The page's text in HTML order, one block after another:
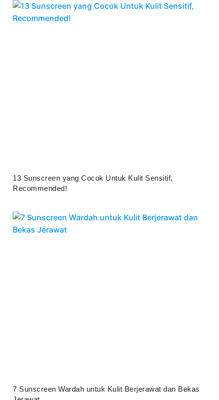
13 Sunscreen yang Cocok Untuk Kulit Sensitif,
Recommended!
7 Sunscreen Wardah untuk Kulit Berjerawat dan Bekas